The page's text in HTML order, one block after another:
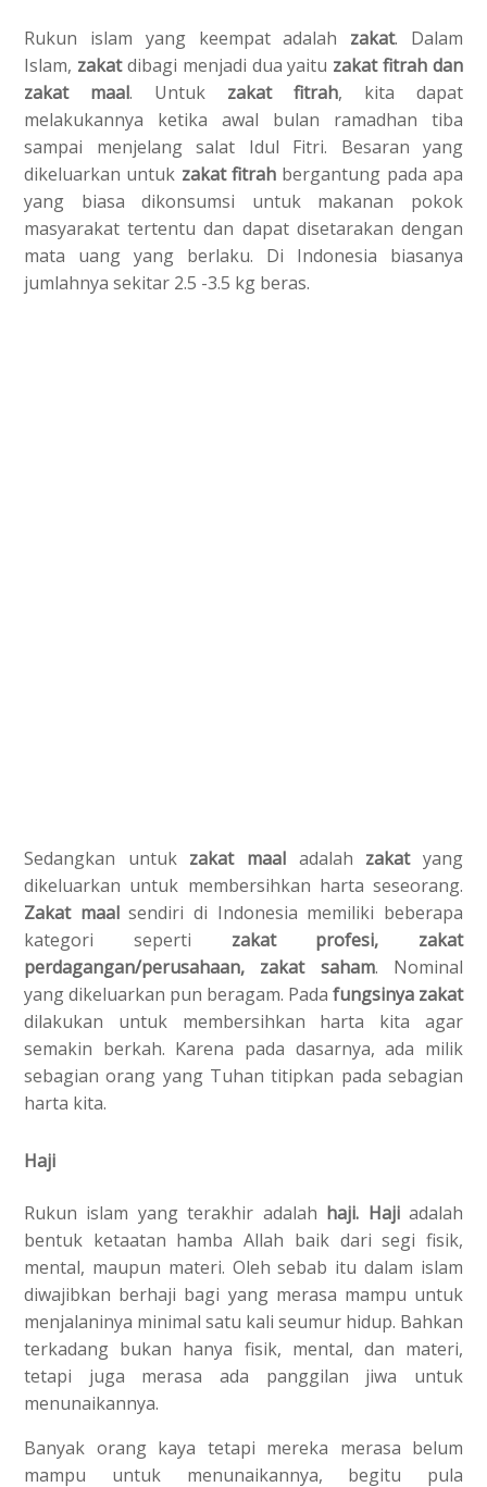
Rukun islam yang keempat adalah zakat. Dalam
Islam, zakatdibagi menjadi dua yaitu zakat fitrah dan
zakat maal. Untuk zakat fitrah, kita dapat
melakukannya ketika awal bulan ramadhan tiba
sampai menjelang salat Idul Fitri. Besaran yang
dikeluarkan untuk zakat fitrah bergantung pada apa
yang biasa dikonsumsi untuk makanan pokok
masyarakat tertentu dan dapat disetarakan dengan
mata uang yang berlaku. Di Indonesia biasanya
jumlahnya sekitar 2.5 -3.5 kg beras.
Sedangkan untuk zakat maal adalah zakatyang
dikeluarkan untuk membersihkan harta seseorang.
Zakat maalsendiri di Indonesia memiliki beberapa
kategori seperti zakat profesi, zakat
perdagangan/perusahaan, zakat saham. Nominal
yang dikeluarkan pun beragam. Pada fungsinya zakat
dilakukan untuk membersihkan harta kita agar
semakin berkah. Karena pada dasarnya, ada milik
sebagian orang yang Tuhan titipkan pada sebagian
harta kita.
Haji
Rukun islam yang terakhir adalah haji. Hajiadalah
bentuk ketaatan hamba Allah baik dari segi fisik,
mental, maupun materi. Oleh sebab itu dalam islam
diwajibkan berhaji bagi yang merasa mampu untuk
menjalaninya minimal satu kali seumur hidup. Bahkan
terkadang bukan hanya fisik, mental, dan materi,
tetapi juga merasa ada panggilan jiwa untuk
menunaikannya.
Banyak orang kaya tetapi mereka merasa belum
mampu untuk menunaikannya, begitu pula